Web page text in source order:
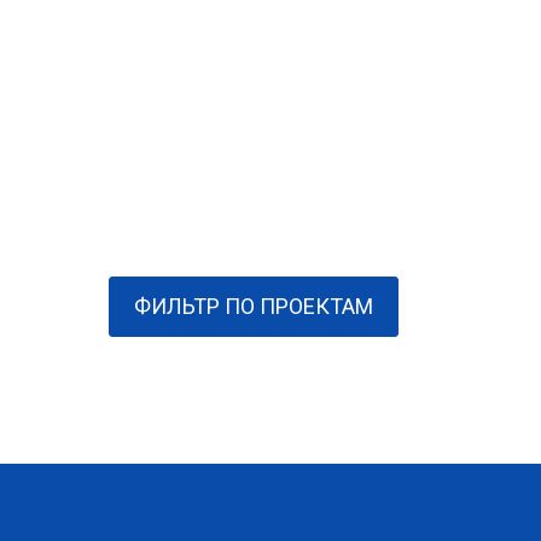
ФИЛЬТР ПО ПРОЕКТАМ